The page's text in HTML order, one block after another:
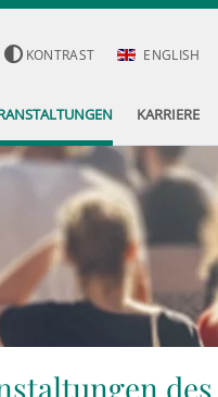
KONTRAST ENGLISH
KARRIERE